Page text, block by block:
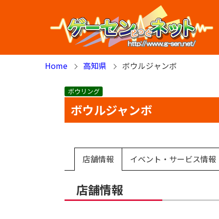
Home 高知県 ボウルジャンボ
ボウリング
ボウルジャンボ
店舗情報 イベント・サービス情報
店舗情報